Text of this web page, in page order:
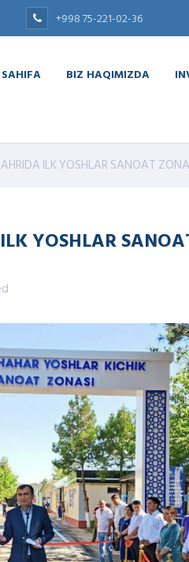
+998 75-221-02-36
BIZ HAQIMIZDA
ILK YOSHLAR SANOAT
YOSHLAR